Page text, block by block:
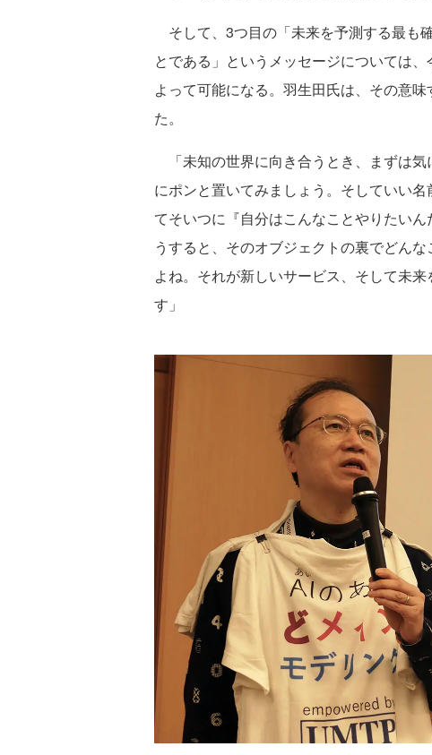
そして、3つ目の「未来を予測する最も
とである」というメッセージについては
よって可能になる。羽生田氏は、その意
た。
「未知の世界に向き合うとき、まずは
にポンと置いてみましょう。そしていい
てそいつに『自分はこんなことやりたい
うすると、そのオブジェクトの裏でどん
よね。それが新しいサービス、そして未
す」